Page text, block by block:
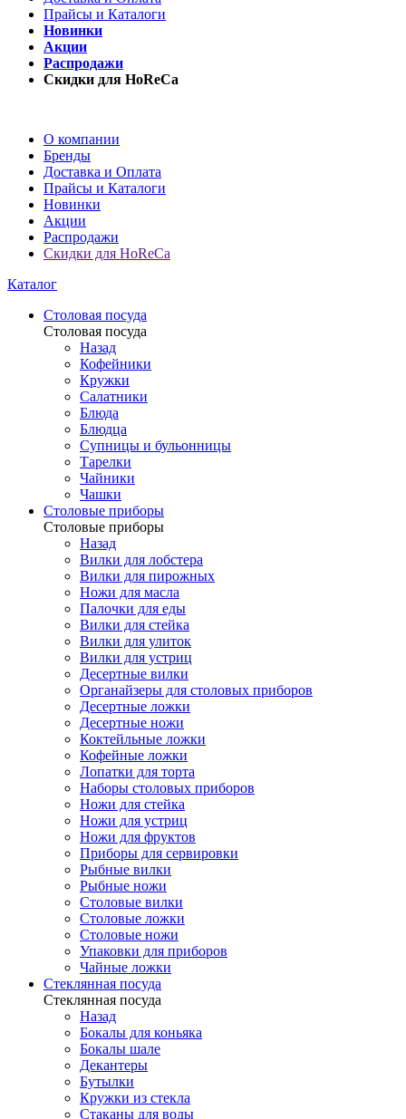
Прайсы и Каталоги
Новинки
Акции
Распродажи
Скидки для HoReCa
О компании
Бренды
Доставка и Оплата
Прайсы и Каталоги
Новинки
Акции
Распродажи
Скидки для HoReCa
Каталог
Столовая посуда
Столовая посуда
Назад
Кофейники
Кружки
Салатники
Блюда
Блюдца
Супницы и бульонницы
Тарелки
Чайники
Чашки
Cтоловые приборы
Cтоловые приборы
Назад
Вилки для лобстера
Вилки для пирожных
Ножи для масла
Палочки для еды
Вилки для стейка
Вилки для улиток
Вилки для устриц
Десертные вилки
Органайзеры для столовых приборов
Десертные ложки
Десертные ножи
Коктейльные ложки
Кофейные ложки
Лопатки для торта
Наборы столовых приборов
Ножи для стейка
Ножи для устриц
Ножи для фруктов
Приборы для сервировки
Рыбные вилки
Рыбные ножи
Столовые вилки
Столовые ложки
Столовые ножи
Упаковки для приборов
Чайные ложки
Стеклянная посуда
Стеклянная посуда
Назад
Бокалы для коньяка
Бокалы шале
Декантеры
Бутылки
Кружки из стекла
Стаканы для воды